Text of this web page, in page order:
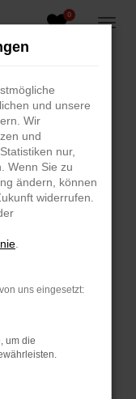
0
können:
deine
deine
in einem
und unsere
Wir
und
nur,
Wenn Sie zu
ändern, können
widerrufen.
uns eingesetzt:
um die